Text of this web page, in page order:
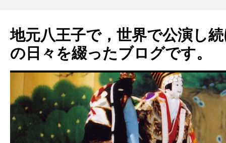
地元八王子で，世界で公演し
の日々を綴ったブログです。